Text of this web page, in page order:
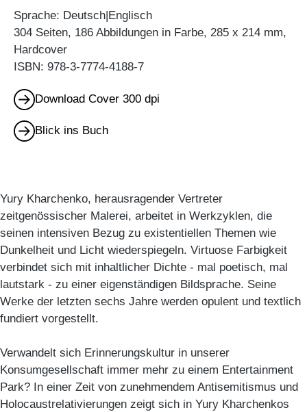
Sprache: Deutsch|Englisch
304 Seiten, 186 Abbildungen in Farbe, 285 x 214 mm,
Hardcover
ISBN: 978-3-7774-4188-7
Download Cover 300 dpi
Blick ins Buch
Yury Kharchenko, herausragender Vertreter
zeitgenössischer Malerei, arbeitet in Werkzyklen, die
seinen intensiven Bezug zu existentiellen Themen wie
Dunkelheit und Licht wiederspiegeln. Virtuose Farbigkeit
verbindet sich mit inhaltlicher Dichte - mal poetisch, mal
lautstark - zu einer eigenständigen Bildsprache. Seine
Werke der letzten sechs Jahre werden opulent und textlich
fundiert vorgestellt.
Verwandelt sich Erinnerungskultur in unserer
Konsumgesellschaft immer mehr zu einem Entertainment
Park? In einer Zeit von zunehmendem Antisemitismus und
Holocaustrelativierungen zeigt sich in Yury Kharchenkos